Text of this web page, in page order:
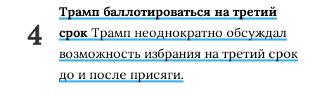
Трамп баллотироваться на третий
срок Трамп неоднократно обсуждал
возможность избрания на третий срок
до и после присяги.